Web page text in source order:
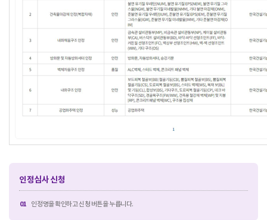
인정심사 신청
01 인정명을 확인하고 신청 버튼을 누릅니다.